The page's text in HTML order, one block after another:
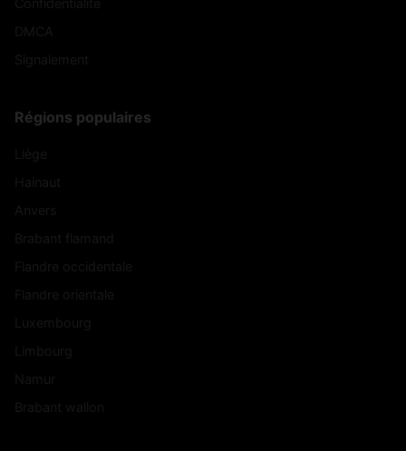
Régions populaires